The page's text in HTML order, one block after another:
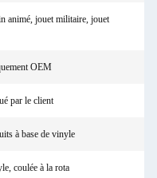
animé, jouet militaire, jouet
OEM
par le client
à base de vinyle
coulée à la rota